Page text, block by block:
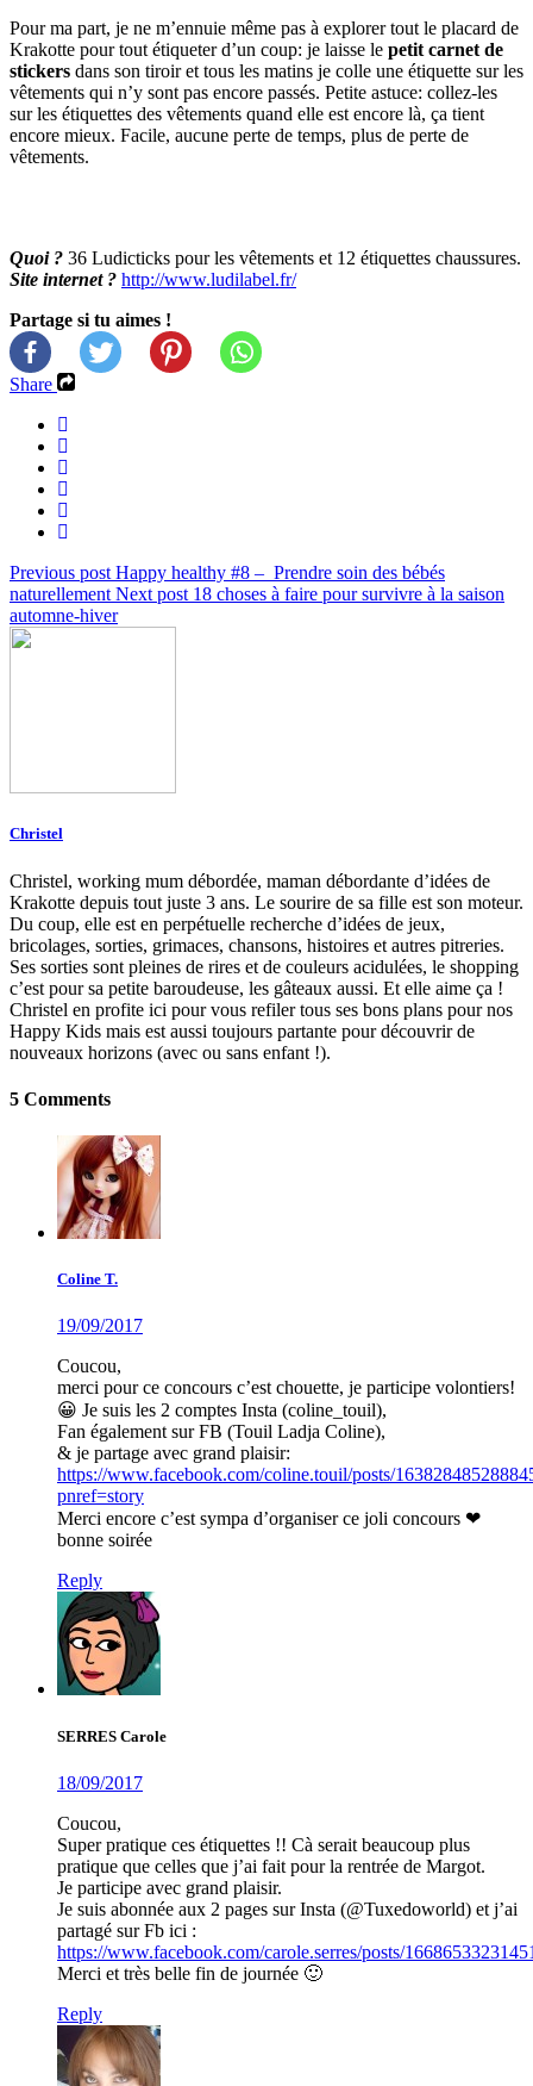
Pour ma part, je ne m’ennuie même pas à explorer tout le placard de
Krakotte pour tout étiqueter d’un coup: je laisse le petit carnet de
stickers dans son tiroir et tous les matins je colle une étiquette sur les
vêtements qui n’y sont pas encore passés. Petite astuce: collez-les
sur les étiquettes des vêtements quand elle est encore là, ça tient
encore mieux. Facile, aucune perte de temps, plus de perte de
vêtements.
Quoi ? 36 Ludicticks pour les vêtements et 12 étiquettes chaussures.
Site internet ? http://www.ludilabel.fr/
Partage si tu aimes !
Share
Previous post Happy healthy #8 – Prendre soin des bébés
naturellement Next post 18 choses à faire pour survivre à la saison
automne-hiver
Christel
Christel, working mum débordée, maman débordante d’idées de
Krakotte depuis tout juste 3 ans. Le sourire de sa fille est son moteur.
Du coup, elle est en perpétuelle recherche d’idées de jeux,
bricolages, sorties, grimaces, chansons, histoires et autres pitreries.
Ses sorties sont pleines de rires et de couleurs acidulées, le shopping
c’est pour sa petite baroudeuse, les gâteaux aussi. Et elle aime ça !
Christel en profite ici pour vous refiler tous ses bons plans pour nos
Happy Kids mais est aussi toujours partante pour découvrir de
nouveaux horizons (avec ou sans enfant !).
5 Comments
Coline T.
19/09/2017
Coucou,
merci pour ce concours c’est chouette, je participe volontiers!
😀 Je suis les 2 comptes Insta (coline_touil),
Fan également sur FB (Touil Ladja Coline),
& je partage avec grand plaisir:
https://www.facebook.com/coline.touil/posts/
pnref=story
Merci encore c’est sympa d’organiser ce joli concours ❤
bonne soirée
Reply
SERRES Carole
18/09/2017
Coucou,
Super pratique ces étiquettes !! Cà serait beaucoup plus
pratique que celles que j’ai fait pour la rentrée de Margot.
Je participe avec grand plaisir.
Je suis abonnée aux 2 pages sur Insta (@Tuxedoworld) et j’ai
partagé sur Fb ici :
https://www.facebook.com/carole.serres/posts/
Merci et très belle fin de journée 🙂
Reply